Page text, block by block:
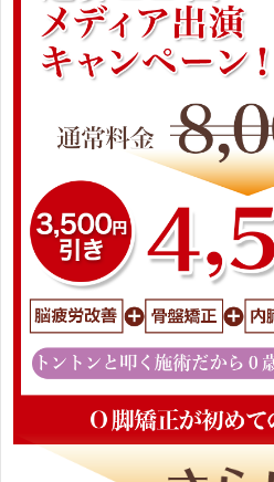
2023年3月2日
10代からX脚で・・・
2023年2月20日
O脚のみならず肩こり腰
2023年2月15日
最初のころ写真を見る
した
2022年11月22日
O脚施術で来院しました
2022年11月22日
長年O脚で悩んでいまし
2022年10月31日